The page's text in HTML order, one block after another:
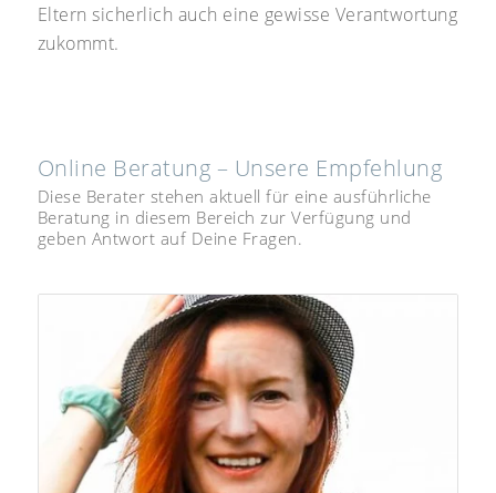
Eltern sicherlich auch eine gewisse Verantwortung
zukommt.
Online Beratung – Unsere Empfehlung
Diese Berater stehen aktuell für eine ausführliche
Beratung in diesem Bereich zur Verfügung und
geben Antwort auf Deine Fragen.